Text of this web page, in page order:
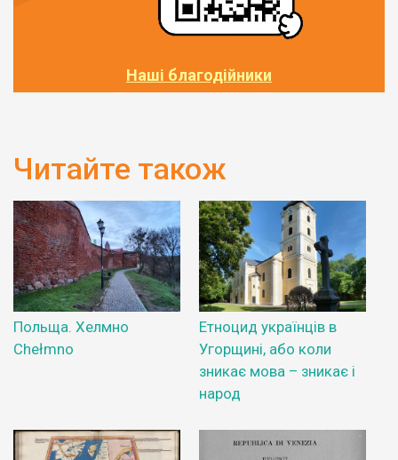
Наші благодійники
Читайте також
Польща. Хелмно
Chełmno
Етноцид українців в
Угорщині, або коли
зникає мова – зникає і
народ